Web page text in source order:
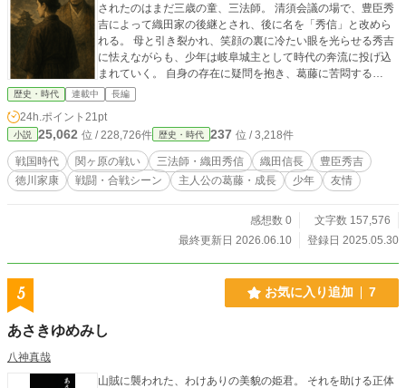
されたのはまだ三歳の童、三法師。 清須会議の場で、豊臣秀
吉によって織田家の後継とされ、後に名を「秀信」と改めら
れる。 母と引き裂かれ、笑顔の裏に冷たい眼を光らせる秀吉
に怯えながらも、少年は岐阜城主として時代の奔流に投げ込
まれていく。 自身の存在に疑問を抱き、葛藤に苦悶する
日々。 友と呼べる存在との出会い。 己だけが見える、祖父・
信長の亡霊。 名すらも奪われた絶望。 そして太閤秀吉の死
去。 日ノ本が二つに割れる戦国の世の終焉。天下分け目の関
ヶ原。 織田秀信は二十一歳という若さで、歴史の節目の大舞
台に立つ。 関ヶ原の戦いの前日譚とも言える「岐阜城の戦
い」 福島正則、池田照政（輝政）、井伊直政、本田忠勝、細
川忠興、山内一豊、藤堂高虎、京極高知、黒田長政……名だ
み、何を得るのか。 血に、時代に、翻弄され続けた織田秀信
いので齟齬が生じている部分も含みます。また、口調につい
ても現代に寄せておりますのでご了承ください。
歴史・時代 連載中 長編
24h.ポイント 21pt
小説 25,062 位 / 228,726件 歴史・時代 237 位 / 3,218件
戦国時代 関ヶ原の戦い 三法師・織田秀信 織田信長
豊臣秀吉
徳川家康
戦闘・合戦シーン 主人公の葛藤・成長 少年 友情
感想数 0
文字数 157,576
最終更新日 2026.06.10
登録日 2025.05.30
5 お気に入り追加 7
あさきゆめみし
八神真哉
山賊に襲われた、わけありの美貌の姫君。 それを助ける正体